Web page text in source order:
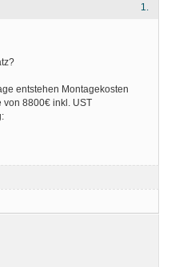
1.
entstehen Montagekosten
8800€ inkl. UST